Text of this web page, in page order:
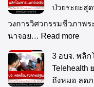
ป่วยระยะสุ
วงการวิศวกรรมชีวภาพ
นาจอย… Read more
3 อบจ. พลิ
Telehealth
ถึงหมอ ลดภ